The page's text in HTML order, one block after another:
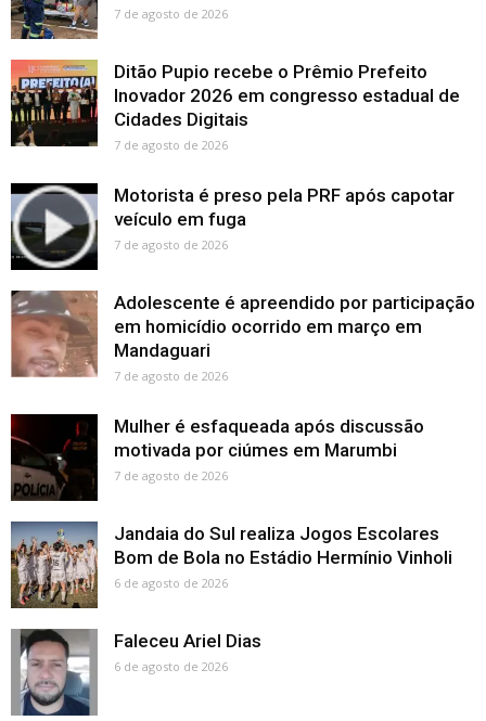
7 de agosto de 2026
Ditão Pupio recebe o Prêmio Prefeito
Inovador 2026 em congresso estadual de
Cidades Digitais
7 de agosto de 2026
Motorista é preso pela PRF após capotar
veículo em fuga
7 de agosto de 2026
Adolescente é apreendido por participação
em homicídio ocorrido em março em
Mandaguari
7 de agosto de 2026
Mulher é esfaqueada após discussão
motivada por ciúmes em Marumbi
7 de agosto de 2026
Jandaia do Sul realiza Jogos Escolares
Bom de Bola no Estádio Hermínio Vinholi
6 de agosto de 2026
Faleceu Ariel Dias
6 de agosto de 2026